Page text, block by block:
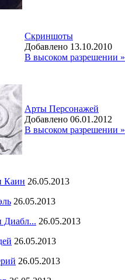
Скриншоты
Добавлено 13.10.2010
В высоком разрешении »
Арты Персонажей
Добавлено 06.01.2012
В высоком разрешении »
Каин 26.05.2013
26.05.2013
Диабл... 26.05.2013
26.05.2013
26.05.2013